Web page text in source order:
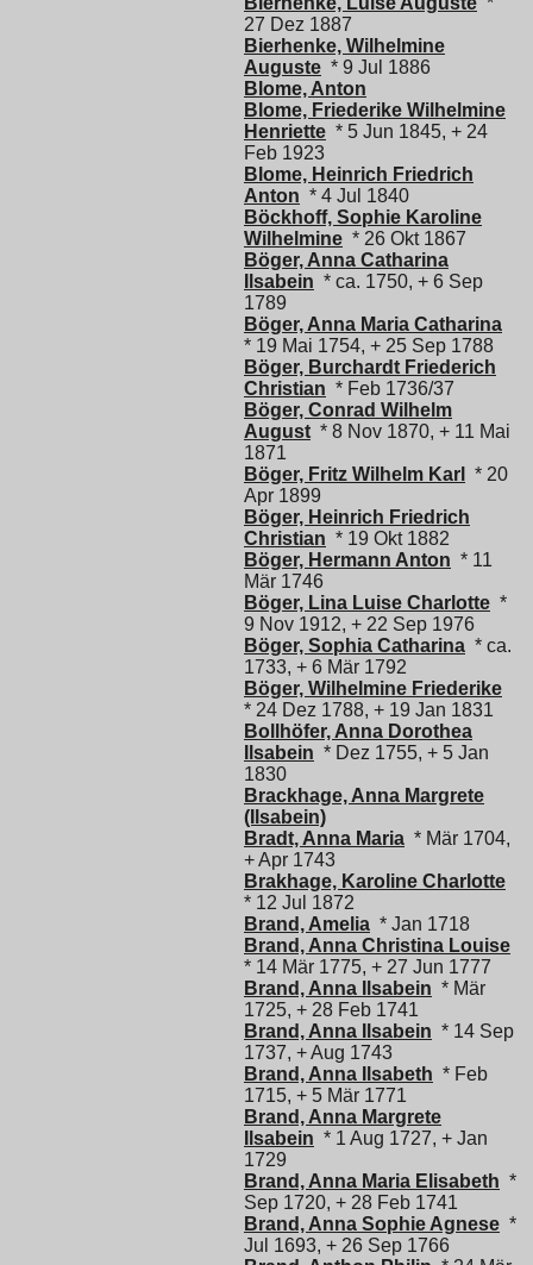
27 Dez 1887
Bierhenke, Wilhelmine
Auguste * 9 Jul 1886
Blome, Anton
Blome, Friederike Wilhelmine
Henriette * 5 Jun 1845, + 24
Feb 1923
Blome, Heinrich Friedrich
Anton * 4 Jul 1840
Böckhoff, Sophie Karoline
Wilhelmine * 26 Okt 1867
Böger, Anna Catharina
Ilsabein * ca. 1750, + 6 Sep
1789
Böger, Anna Maria Catharina
* 19 Mai 1754, + 25 Sep 1788
Böger, Burchardt Friederich
Christian * Feb 1736/37
Böger, Conrad Wilhelm
August * 8 Nov 1870, + 11 Mai
1871
Böger, Fritz Wilhelm Karl
* 20
Apr 1899
Böger, Heinrich Friedrich
Christian * 19 Okt 1882
Böger, Hermann Anton * 11
Mär 1746
Böger, Lina Luise Charlotte *
9 Nov 1912, + 22 Sep 1976
Böger, Sophia Catharina * ca.
1733, + 6 Mär 1792
Böger, Wilhelmine Friederike
* 24 Dez 1788, + 19 Jan 1831
Bollhöfer, Anna Dorothea
Ilsabein * Dez 1755, + 5 Jan
1830
Brackhage, Anna Margrete
(Ilsabein)
Bradt, Anna Maria * Mär 1704,
+ Apr 1743
Brakhage, Karoline Charlotte
* 12 Jul 1872
Brand, Amelia * Jan 1718
Brand, Anna Christina Louise
* 14 Mär 1775, + 27 Jun 1777
Brand, Anna Ilsabein * Mär
1725, + 28 Feb 1741
Brand, Anna Ilsabein * 14 Sep
1737, + Aug 1743
Brand, Anna Ilsabeth * Feb
1715, + 5 Mär 1771
Brand, Anna Margrete
Ilsabein * 1 Aug 1727, + Jan
1729
Brand, Anna Maria Elisabeth *
Sep 1720, + 28 Feb 1741
Brand, Anna Sophie Agnese *
Jul 1693, + 26 Sep 1766